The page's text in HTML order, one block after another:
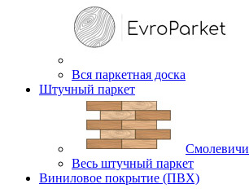
Вся паркетная доска
Штучный паркет
Смолевичи
Весь штучный паркет
Виниловое покрытие (ПВХ)